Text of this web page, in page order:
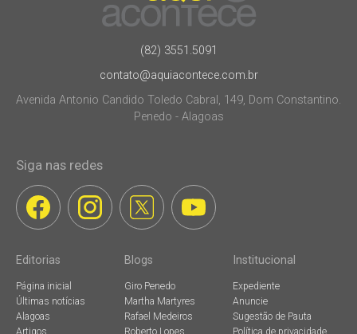
(82) 3551.5091
contato@aquiacontece.com.br
Avenida Antonio Candido Toledo Cabral, 149, Dom Constantino.
Penedo - Alagoas
Siga nas redes
Editorias
Página inicial
Últimas notícias
Alagoas
Artigos
Blogs
Giro Penedo
Martha Martyres
Rafael Medeiros
Roberto Lopes
Institucional
Expediente
Anuncie
Sugestão de Pauta
Política de privacidade